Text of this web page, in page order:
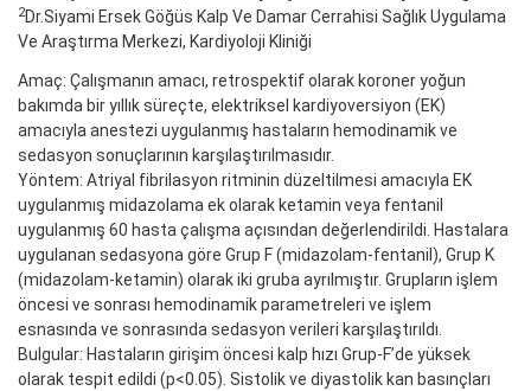
2Dr.Siyami Ersek Göğüs Kalp Ve Damar Cerrahisi Sağlık Uygulama
Ve Araştırma Merkezi, Kardiyoloji Kliniği
Amaç: Çalışmanın amacı, retrospektif olarak koroner yoğun
bakımda bir yıllık süreçte, elektriksel kardiyoversiyon (EK)
amacıyla anestezi uygulanmış hastaların hemodinamik ve
sedasyon sonuçlarının karşılaştırılmasıdır.
Yöntem: Atriyal fibrilasyon ritminin düzeltilmesi amacıyla EK
uygulanmış midazolama ek olarak ketamin veya fentanil
uygulanmış 60 hasta çalışma açısından değerlendirildi. Hastalara
uygulanan sedasyona göre Grup F (midazolam-fentanil), Grup K
(midazolam-ketamin) olarak iki gruba ayrılmıştır. Grupların işlem
öncesi ve sonrası hemodinamik parametreleri ve işlem
esnasında ve sonrasında sedasyon verileri karşılaştırıldı.
Bulgular: Hastaların girişim öncesi kalp hızı Grup-F’de yüksek
olarak tespit edildi (p<0.05). Sistolik ve diyastolik kan basınçları